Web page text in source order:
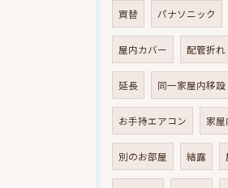
買替 パナソニック
屋内カバー 配管折れ
延長 同一家屋内移設
お手持エアコン 家
別のお部屋 結露